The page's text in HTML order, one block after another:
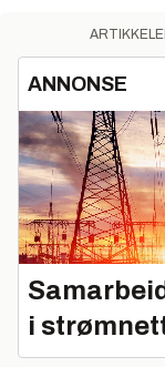
ANNONSE
i